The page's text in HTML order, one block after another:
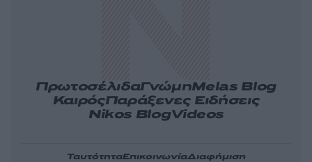
ΠρωτοσέλιδαΓνώμηMelas Blog
ΚαιρόςΠαράξενες Ειδήσεις
Nikos BlogVideos
ΤαυτότηταΕπικοινωνίαΔιαφήμιση